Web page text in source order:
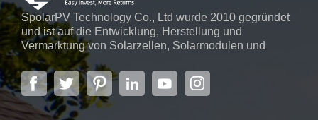
SpolarPV Technology Co., Ltd wurde 2010 gegründet
und ist auf die Entwicklung, Herstellung und
Vermarktung von Solarzellen, Solarmodulen und
Solarstromsystemen spezialisiert. Das Unternehmen
mit Sitz in der Hauptstadt der Provinz Jiangsu,
Nanjing, erstreckt sich über 6.000 m² und verfügt über
fortschrittliche automatische ...